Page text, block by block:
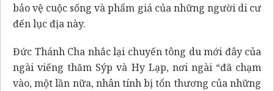
bảo vệ cuộc sống và phẩm giá của những người di cư
đến lục địa này.
Đức Thánh Cha nhắc lại chuyến tông du mới đây của
ngài viếng thăm Sýp và Hy Lạp, nơi ngài “đã chạm
vào, một lần nữa, nhân tính bị tổn thương của những